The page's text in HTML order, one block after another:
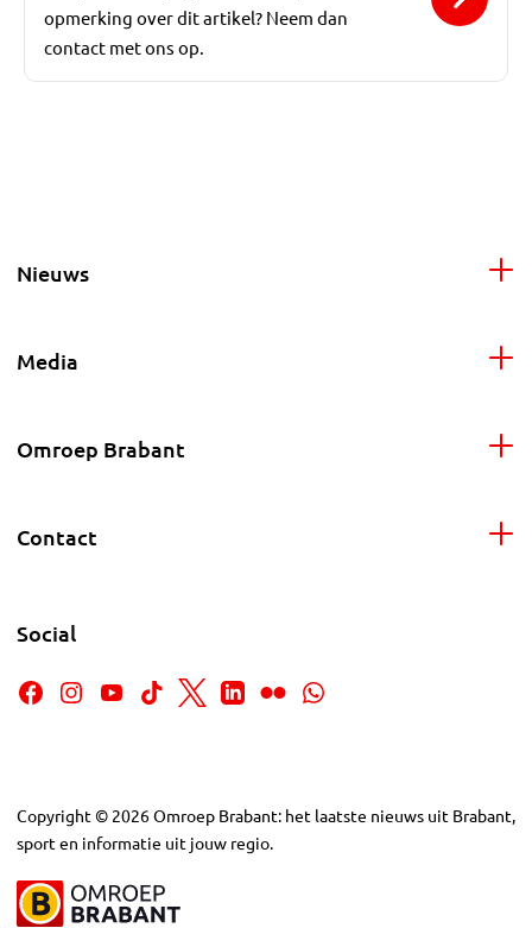
opmerking over dit artikel? Neem dan
contact met ons op.
Nieuws
Media
Omroep Brabant
Contact
Social
Copyright © 2026Omroep Brabant: het laatste nieuws uit Brabant,
sport en informatie uit jouw regio.